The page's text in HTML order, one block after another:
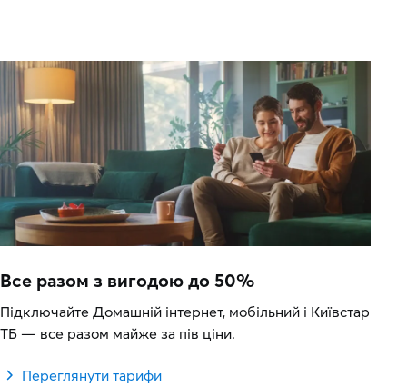
Все разом з вигодою до 50%
Підключайте Домашній інтернет, мобільний і Київстар
ТБ — все разом майже за пів ціни.
Переглянути тарифи